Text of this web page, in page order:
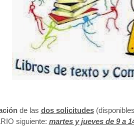
de las dos solicitudes
siguiente: martes y jueves de 9 a